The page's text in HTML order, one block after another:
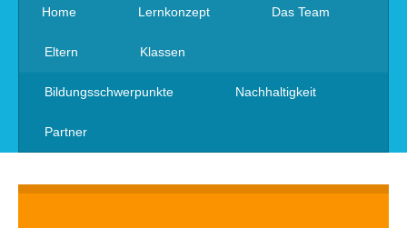
Home Lernkonzept Das Team
Eltern Klassen
Bildungsschwerpunkte Nachhaltigkeit
Partner